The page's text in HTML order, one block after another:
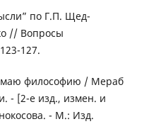
по Г.П. Щед-
// Вопросы
127.
философию / Мераб
- [2-е изд., измен. и
- М.: Изд.